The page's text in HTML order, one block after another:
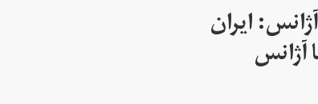
ایران
آژانس